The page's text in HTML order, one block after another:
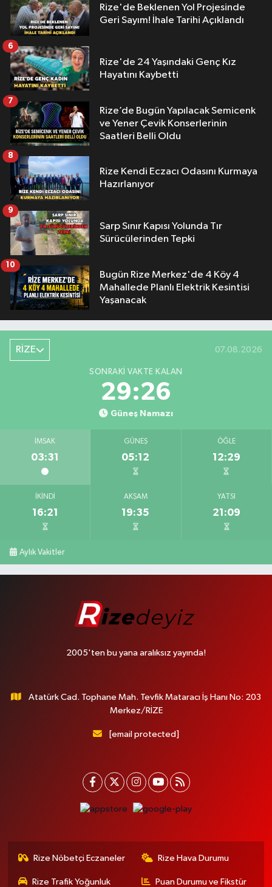
Rize'de Beklenen Yol Projesinde
Geri Sayım! İhale Tarihi Açıklandı
Rize'de 24 Yaşındaki Genç Kız
Hayatını Kaybetti
6
Rize’de Bugün Yapılacak Semicenk
ve Yener Çevik Konserlerinin
Saatleri Belli Oldu
7
Rize Kendi Eczacı Odasını Kurmaya
Hazırlanıyor
8
Sarp Sınır Kapısı Yolunda Tır
Sürücülerinden Tepki
9
Bugün Rize Merkez'de 4 Köy 4
Mahallede Planlı Elektrik Kesintisi
Yaşanacak
10
RİZE 07.08.2026
SONRAKI VAKTE KALAN
29:26
Güneş Namazı
İMSAK
03:31
GÜNEŞ
05:12
ÖĞLE
12:29
İKINDI
16:21
AKŞAM
19:35
YATSI
21:09
Aylık Vakitler
2005'ten bu yana aralıksız yayında!
Atatürk Cad. Tophane Mah. Tevfik Mataracı İş Hanı No: 203
Merkez/RİZE
[email protected]
Rize Nöbetçi Eczaneler Rize Hava Durumu
Rize Trafik Yoğunluk Puan Durumu ve Fikstür